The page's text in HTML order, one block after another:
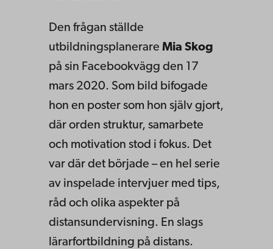
Den frågan ställde
utbildningsplanerare Mia Skog
på sin Facebookvägg den 17
mars 2020. Som bild bifogade
hon en poster som hon själv gjort,
där orden struktur, samarbete
och motivation stod i fokus. Det
var där det började – en hel serie
av inspelade intervjuer med tips,
råd och olika aspekter på
distansundervisning. En slags
lärarfortbildning på distans.